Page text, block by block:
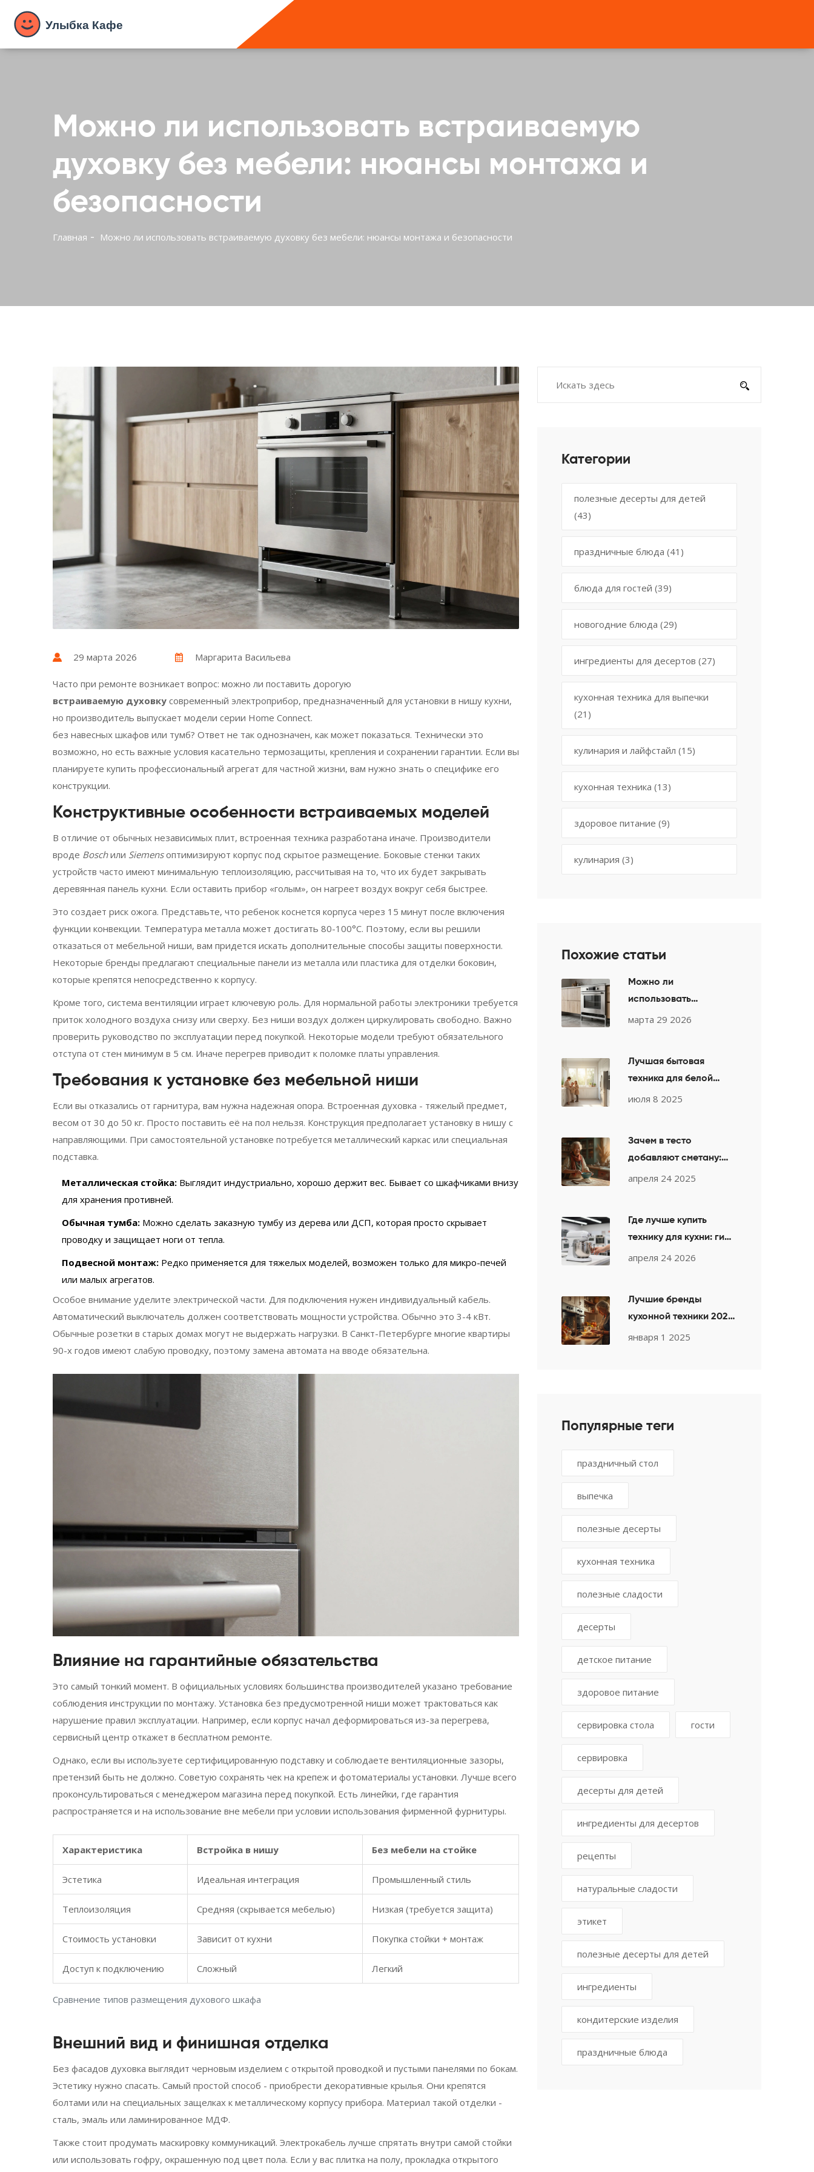
Можно ли использовать встраиваемую
духовку без мебели: нюансы монтажа и
безопасности
Главная Можно ли использовать встраиваемую духовку без мебели: нюансы монтажа и безопасности
29 марта 2026 Маргарита Васильева
Часто при ремонте возникает вопрос: можно ли поставить дорогую
встраиваемую духовку современный электроприбор, предназначенный для установки в нишу кухни,
но производитель выпускает модели серии Home Connect.
без навесных шкафов или тумб? Ответ не так однозначен, как может показаться. Технически это
возможно, но есть важные условия касательно термозащиты, крепления и сохранении гарантии. Если вы
планируете купить профессиональный агрегат для частной жизни, вам нужно знать о специфике его
конструкции.
Конструктивные особенности встраиваемых моделей
В отличие от обычных независимых плит, встроенная техника разработана иначе. Производители
вроде Boschили Siemensоптимизируют корпус под скрытое размещение. Боковые стенки таких
устройств часто имеют минимальную теплоизоляцию, рассчитывая на то, что их будет закрывать
деревянная панель кухни. Если оставить прибор «голым», он нагреет воздух вокруг себя быстрее.
Это создает риск ожога. Представьте, что ребенок коснется корпуса через 15 минут после включения
функции конвекции. Температура металла может достигать 80-100°C. Поэтому, если вы решили
отказаться от мебельной ниши, вам придется искать дополнительные способы защиты поверхности.
Некоторые бренды предлагают специальные панели из металла или пластика для отделки боковин,
которые крепятся непосредственно к корпусу.
Кроме того, система вентиляции играет ключевую роль. Для нормальной работы электроники требуется
приток холодного воздуха снизу или сверху. Без ниши воздух должен циркулировать свободно. Важно
проверить руководство по эксплуатации перед покупкой. Некоторые модели требуют обязательного
отступа от стен минимум в 5 см. Иначе перегрев приводит к поломке платы управления.
Требования к установке без мебельной ниши
Если вы отказались от гарнитура, вам нужна надежная опора. Встроенная духовка - тяжелый предмет,
весом от 30 до 50 кг. Просто поставить её на пол нельзя. Конструкция предполагает установку в нишу с
направляющими. При самостоятельной установке потребуется металлический каркас или специальная
подставка.
Металлическая стойка: Выглядит индустриально, хорошо держит вес. Бывает со шкафчиками внизу
для хранения противней.
Обычная тумба: Можно сделать заказную тумбу из дерева или ДСП, которая просто скрывает
проводку и защищает ноги от тепла.
Подвесной монтаж: Редко применяется для тяжелых моделей, возможен только для микро-печей
или малых агрегатов.
Особое внимание уделите электрической части. Для подключения нужен индивидуальный кабель.
Автоматический выключатель должен соответствовать мощности устройства. Обычно это 3-4 кВт.
Обычные розетки в старых домах могут не выдержать нагрузки. В Санкт-Петербурге многие квартиры
90-х годов имеют слабую проводку, поэтому замена автомата на вводе обязательна.
Влияние на гарантийные обязательства
Это самый тонкий момент. В официальных условиях большинства производителей указано требование
соблюдения инструкции по монтажу. Установка без предусмотренной ниши может трактоваться как
нарушение правил эксплуатации. Например, если корпус начал деформироваться из-за перегрева,
сервисный центр откажет в бесплатном ремонте.
Однако, если вы используете сертифицированную подставку и соблюдаете вентиляционные зазоры,
претензий быть не должно. Советую сохранять чек на крепеж и фотоматериалы установки. Лучше всего
проконсультироваться с менеджером магазина перед покупкой. Есть линейки, где гарантия
распространяется и на использование вне мебели при условии использования фирменной фурнитуры.
Сравнение типов размещения духового шкафа
Характеристика Встройка в нишу Без мебели на стойке
Эстетика Идеальная интеграция Промышленный стиль
Теплоизоляция Средняя (скрывается мебелью) Низкая (требуется защита)
Стоимость установки Зависит от кухни Покупка стойки + монтаж
Доступ к подключению Сложный Легкий
Внешний вид и финишная отделка
Без фасадов духовка выглядит черновым изделием с открытой проводкой и пустыми панелями по бокам.
Эстетику нужно спасать. Самый простой способ - приобрести декоративные крылья. Они крепятся
болтами или на специальных защелках к металлическому корпусу прибора. Материал такой отделки -
сталь, эмаль или ламинированное МДФ.
Также стоит продумать маскировку коммуникаций. Электрокабель лучше спрятать внутри самой стойки
или использовать гофру, окрашенную под цвет пола. Если у вас плитка на полу, прокладка открытого
Категории
полезные десерты для детей
(43)
праздничные блюда (41)
блюда для гостей (39)
новогодние блюда (29)
ингредиенты для десертов (27)
кухонная техника для выпечки
(21)
кулинария и лайфстайл (15)
кухонная техника (13)
здоровое питание (9)
кулинария (3)
Похожие статьи
Можно ли
использовать
встраиваемую духовку
безопасности
марта 29 2026
Лучшая бытовая
техника для белой
кухни: советы по стилю
июля 8 2025
Зачем в тесто
добавляют сметану:
секреты мягкости и
апреля 24 2025
Где лучше купить
технику для кухни: гид
по выбору и
апреля 24 2026
Лучшие бренды
кухонной техники 2024:
Топ соотношения цены
января 1 2025
Популярные теги
праздничный стол
выпечка
полезные десерты
кухонная техника
полезные сладости
десерты
детское питание
здоровое питание
сервировка стола гости
сервировка
десерты для детей
ингредиенты для десертов
рецепты
натуральные сладости
этикет
полезные десерты для детей
ингредиенты
кондитерские изделия
праздничные блюда